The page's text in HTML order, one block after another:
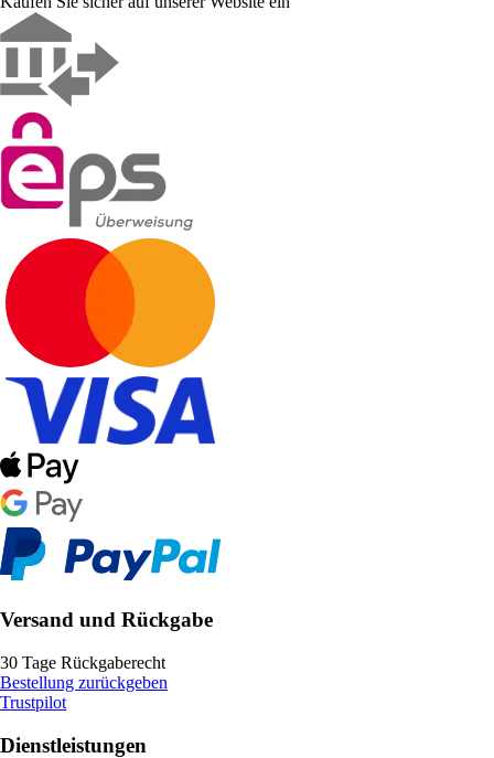
Versand und Rückgabe
30 Tage Rückgaberecht
Bestellung zurückgeben
Trustpilot
Dienstleistungen